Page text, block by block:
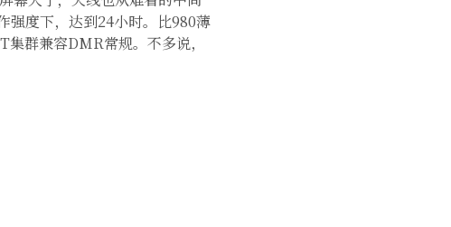
强度下，达到24小时。比980薄
群兼容DMR常规。不多说，